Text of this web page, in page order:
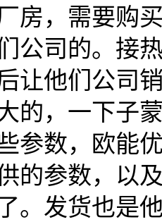
房，需要购
公司的。接
让他们公司
的，一下子
参数，欧能
的参数，以
。发货也是